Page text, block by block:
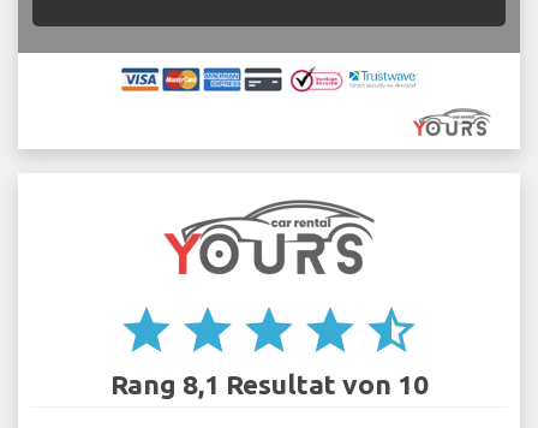
star star star star star_half
Rang 8,1 Resultat von 10